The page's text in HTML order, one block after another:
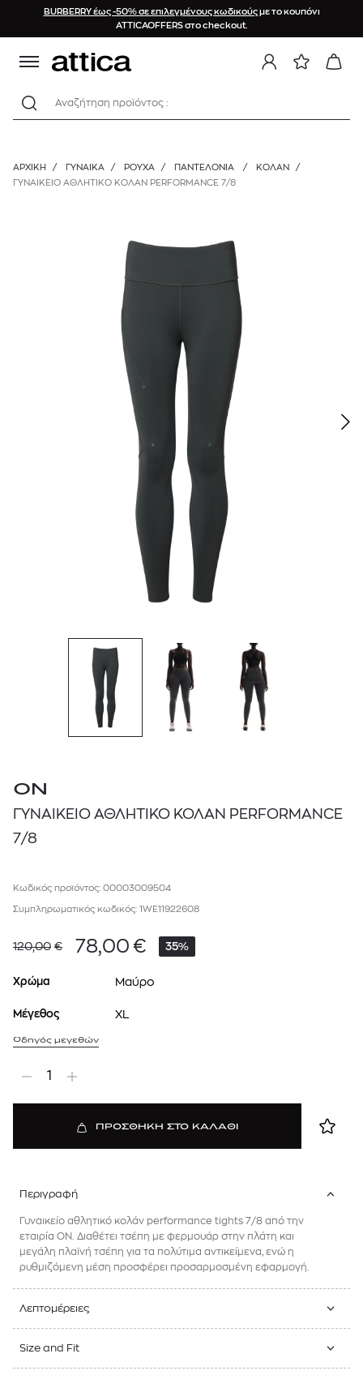
BURBERRY έως -50% σε επιλεγμένους κωδικούςμε το κουπόνι
ATTICAOFFERS στο checkout.
Αναζήτηση προϊόντος :
ΑΡΧΙΚΉ / ΓΥΝΑΙΚΑ / ΡΟΥΧΑ / ΠΑΝΤΕΛΌΝΙΑ / ΚΟΛΆΝ
/
ΓΥΝΑΙΚΕΙΟ ΑΘΛΗΤΙΚΟ ΚΟΛΑΝ PERFORMANCE 7/8
ON
ΓΥΝΑΙΚΕΙΟ ΑΘΛΗΤΙΚΟ ΚΟΛΑΝ PERFORMANCE
7/8
Κωδικός προϊόντος: 00003009504
Συμπληρωματικός κωδικός: 1WE11922608
120,00 € 78,00 € 35%
Χρώμα Μαύρο
Μέγεθος XL
Οδηγός μεγεθών
1
ΠΡΟΣΘΗΚΗ ΣΤΟ ΚΑΛΑΘΙ
Περιγραφή
Γυναικείο αθλητικό κολάν performance tights 7/8 από την
εταιρία ON. Διαθέτει τσέπη με φερμουάρ στην πλάτη και
μεγάλη πλαϊνή τσέπη για τα πολύτιμα αντικείμενα, ενώ η
ρυθμιζόμενη μέση προσφέρει προσαρμοσμένη εφαρμογή.
Λεπτομέρειες
Size and Fit